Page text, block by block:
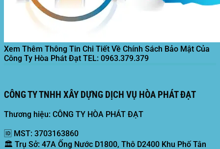
Xem Thêm Thông Tin Chi Tiết Về Chính Sách Bảo Mật Của
Công Ty Hòa Phát Đạt TEL: 0963.379.379
CÔNG TY TNHH XÂY DỰNG DỊCH VỤ HÒA PHÁT ĐẠT
Thương hiệu: CÔNG TY HÒA PHÁT ĐẠT
🆔 MST: 3703163860
🏛️ Trụ Sở: 47A Ống Nước D1800, Thô D2400 Khu Phố Tân